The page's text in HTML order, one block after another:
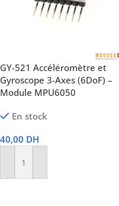
GY-521 Accéléromètre et
Gyroscope 3-Axes (6DoF) –
Module MPU6050
En stock
40,00 DH
Ajouter Au Panier